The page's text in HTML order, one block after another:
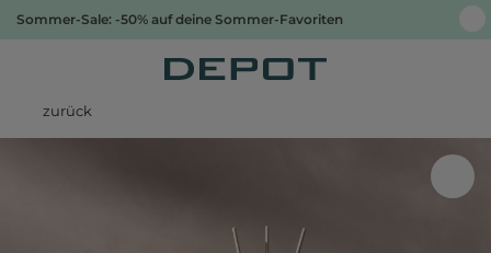
Sommer-Sale: -50% auf deine Sommer-Favoriten
zurück